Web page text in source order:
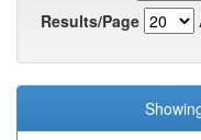
Results/Page